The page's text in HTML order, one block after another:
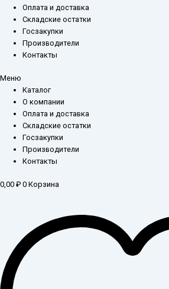
Оплата и доставка
Складские остатки
Госзакупки
Производители
Контакты
Меню
Каталог
О компании
Оплата и доставка
Складские остатки
Госзакупки
Производители
Контакты
0,00 ₽ 0 Корзина